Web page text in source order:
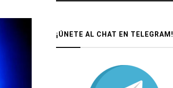
¡ÚNETE AL CHAT EN TELEGRAM!